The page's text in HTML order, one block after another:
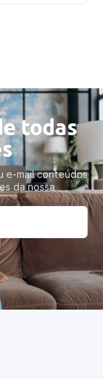
todas
e-mail conteúdos
da nossa